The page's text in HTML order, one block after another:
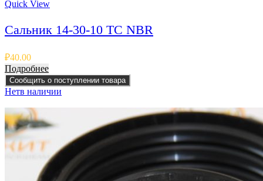
Quick View
Сальник 14-30-10 TC NBR
₽40.00
Подробнее
Сообщить о поступлении товара
Нетв наличии